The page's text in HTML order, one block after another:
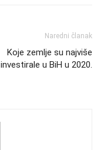
Naredni članak
Koje zemlje su najviše
investirale u BiH u 2020.